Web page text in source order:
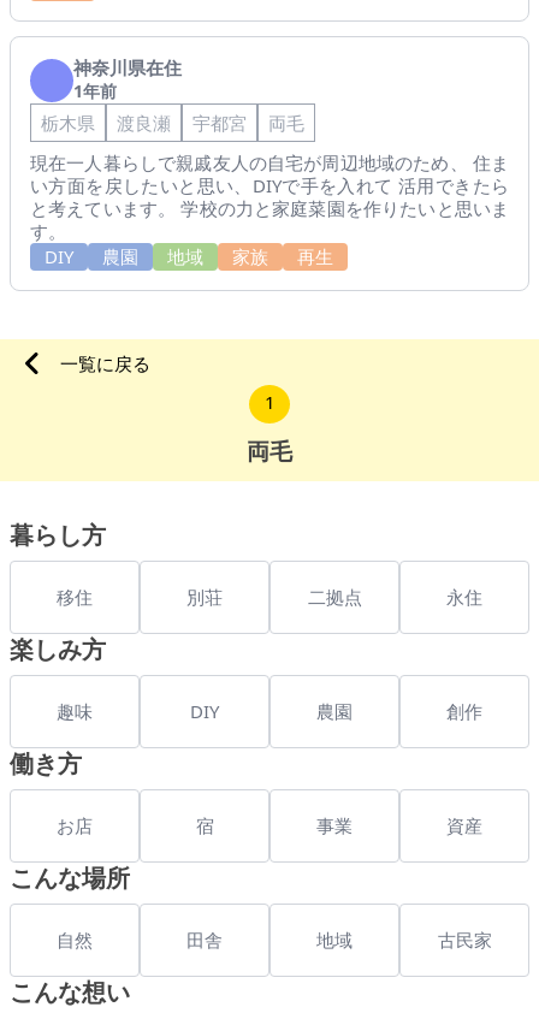
神奈川県在住
1年前
栃木県 渡良瀬 宇都宮
両毛
現在一人暮らしで親戚友人の自宅が周辺地域のため、 住ま
い方面を戻したいと思い、DIYで手を入れて 活用できたら
と考えています。 学校の力と家庭菜園を作りたいと思いま
す。
DIY
農園 地域 家族 再生
一覧に戻る
1
両毛
暮らし方
移住 別荘 二拠点 永住
楽しみ方
趣味 DIY 農園 創作
働き方
お店 宿 事業 資産
こんな場所
自然 田舎 地域 古民家
こんな想い